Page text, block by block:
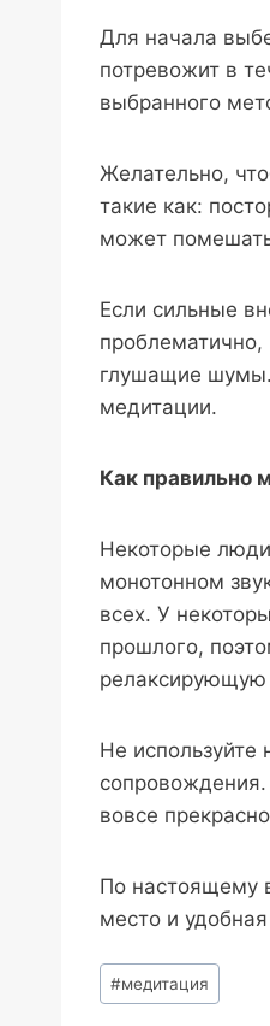
Для начала
потревожит в
выбранного
Желательно,
такие как:
может
Если сильные
глушащие
медитации.
Как правильно
Некоторые
монотонном
всех. У
прошлого,
релаксирующую
Не используйте
вовсе
По настоящему
место и
Метки
записи:
#медитация